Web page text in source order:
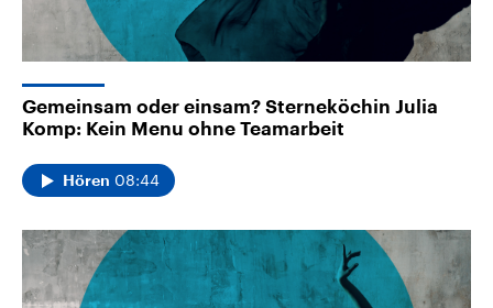
Gemeinsam oder einsam? Sterneköchin Julia
Komp: Kein Menu ohne Teamarbeit
Hören 08:44